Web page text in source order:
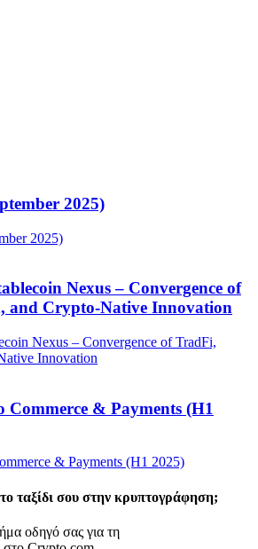
2025)
Nexus – Convergence of
and Crypto-Native Innovation
Commerce & Payments (H1
ταξίδι σου στην κρυπτογράφηση;
οδηγό σας για τη